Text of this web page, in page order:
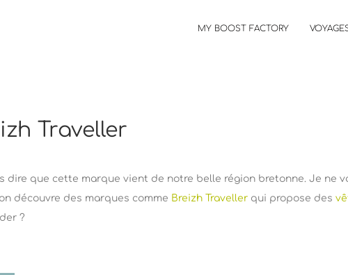
MY BOOST FACTORY
Traveller
dire que cette marque vient de notre belle région bretonne. Je ne
découvre des marques comme Breizh Traveller qui propose des
?